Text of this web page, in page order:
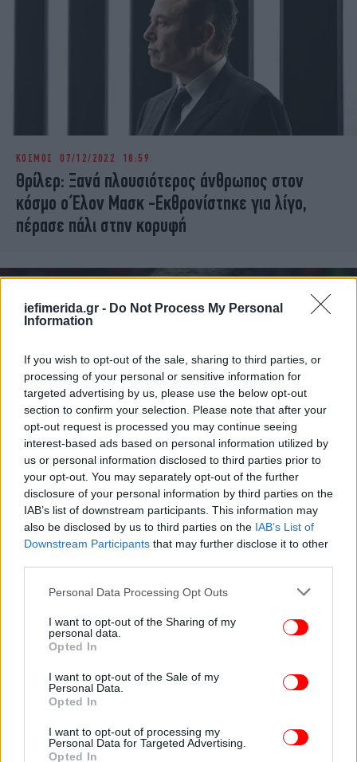
iefimerida.gr - Do Not Process My Personal
Information
If you wish to opt-out of the sale, sharing to third parties, or
processing of your personal or sensitive information for
targeted advertising by us, please use the below opt-out
section to confirm your selection. Please note that after your
opt-out request is processed you may continue seeing
interest-based ads based on personal information utilized by
us or personal information disclosed to third parties prior to
your opt-out. You may separately opt-out of the further
disclosure of your personal information by third parties on the
IAB’s list of downstream participants. This information may
also be disclosed by us to third parties on the IAB’s List of
Downstream Participants that may further disclose it to other
Please note that this website/app uses one or more Google
not limited to your visit or usage behaviour. You may click to
grant or deny consent to Google and its third-party tags to
use your data for below specified purposes in below Google
consent section.
Personal Data Processing Opt Outs
I want to opt-out of the Sharing of my
personal data.
Opted In
I want to opt-out of the Sale of my
Personal Data.
Opted In
I want to opt-out of processing my
Personal Data for Targeted Advertising.
Opted In
ΚΟΣΜΟΣ 07/12/2022 18:59
Θρίλερ: Ξανά πλουσιότερος άνθρωπος στον
κόσμο ο Έλον Μασκ -Εκθρονίστηκε για λίγο,
πέρασε πάλι στην κορυφή
Ο πλουσιότερος άνθρωπος της Ουκρανίας,
ιδιοκτήτης της χαλυβουργίας Αζοφστάλ,
αποχωρεί από τις επιχειρήσεις ΜΜΕ